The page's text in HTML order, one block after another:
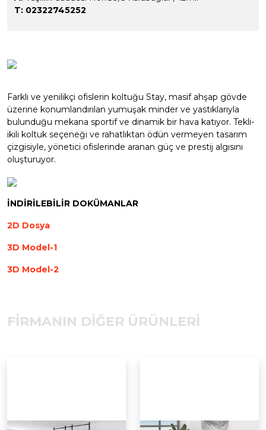
T: 02322745252
Farklı ve yenilikçi ofislerin koltuğu Stay, masif ahşap gövde
üzerine konumlandırılan yumuşak minder ve yastıklarıyla
bulunduğu mekana sportif ve dinamik bir hava katıyor. Tekli-
ikili koltuk seçeneği ve rahatlıktan ödün vermeyen tasarım
çizgisiyle, yönetici ofislerinde aranan güç ve prestij algısını
oluşturuyor.
İNDİRİLEBİLİR DOKÜMANLAR
2D Dosya
3D Model-1
3D Model-2
FİRMANIN DİĞER ÜRÜNLERİ